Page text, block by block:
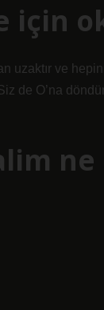
için
uzaktır ve
de O’na
ne